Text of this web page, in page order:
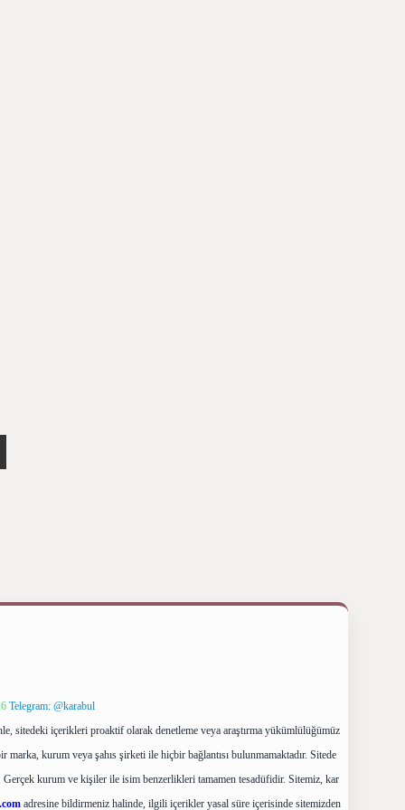
Telegram: @karabul
sitedeki içerikleri proaktif olarak denetleme veya araştırma yükümlülüğümüz
kurum veya şahıs şirketi ile hiçbir bağlantısı bulunmamaktadır. Sitede
Gerçek kurum ve kişiler ile isim benzerlikleri tamamen tesadüfidir. Sitemiz, kar
adresine bildirmeniz halinde, ilgili içerikler yasal süre içerisinde sitemizden